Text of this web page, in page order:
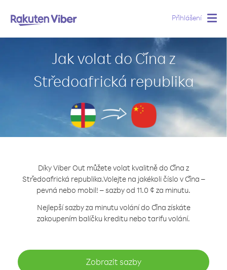
Přihlášení
Jak volat do Čína z
Středoafrická republika
Díky Viber Out můžete volat kvalitně do Čína z
Středoafrická republika.Volejte na jakékoli číslo v Čína –
pevná nebo mobil! – sazby od 11.0 ¢ za minutu.
Nejlepší sazby za minutu volání do Čína získáte
zakoupením balíčku kreditu nebo tarifu volání.
Zobrazit sazby